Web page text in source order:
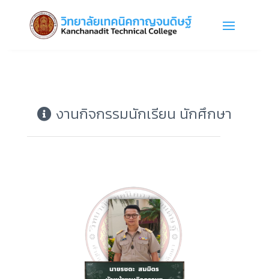
งานกิจกรรมนักเรียน นักศึกษา